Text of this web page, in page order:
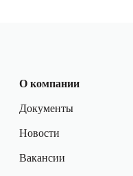
О компании
Документы
Новости
Вакансии